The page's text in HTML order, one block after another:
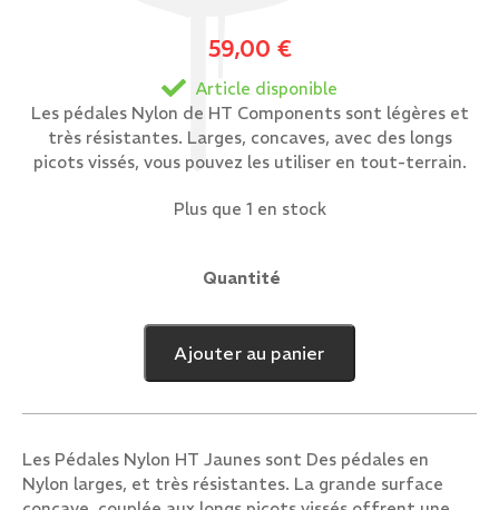
59,00 €
Article disponible
Les pédales Nylon de HT Components sont légères et
très résistantes. Larges, concaves, avec des longs
picots vissés, vous pouvez les utiliser en tout-terrain.
Plus que 1 en stock
Quantitéquantité
Pédales
Nylon
Ajouter au panier
Les Pédales Nylon HT Jaunes sont Des pédales en
Nylon larges, et très résistantes. La grande surface